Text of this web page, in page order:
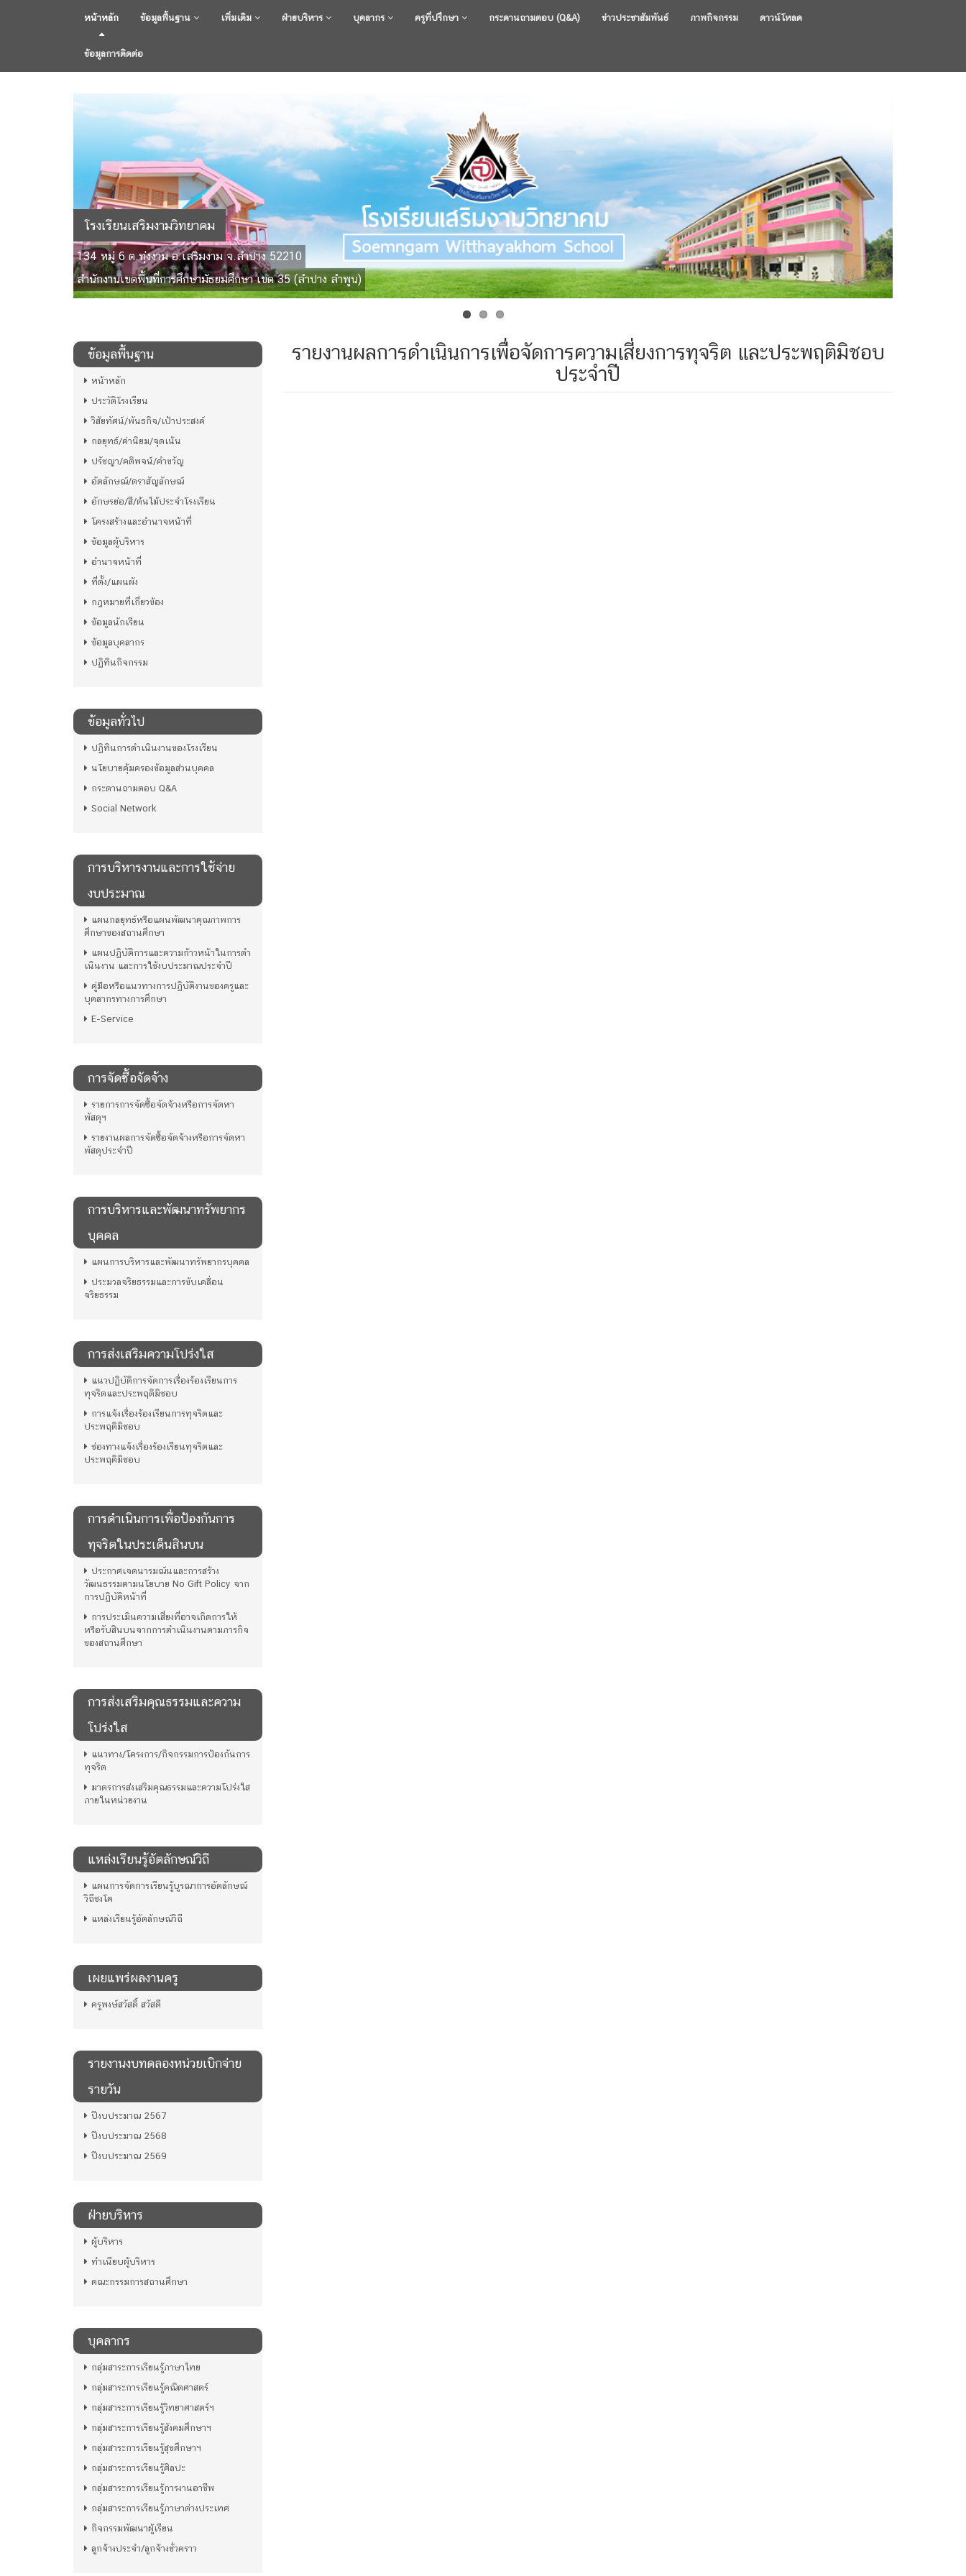
หน้าหลัก ข้อมูลพื้นฐาน เพิ่มเติม ฝ่ายบริหาร บุคลากร ครูที่ปรึกษา กระดานถามตอบ (Q&A) ข่าวประชาสัมพันธ์ ภาพกิจกรรม ดาวน์โหลด
ข้อมูลการติดต่อ
โรงเรียนเสริมงามวิทยาคม
134 หมู่ 6 ต.ทุ่งงาม อ.เสริมงาม จ.ลำปาง 52210
สำนักงานเขตพื้นที่การศึกษามัธยมศึกษา เขต 35 (ลำปาง ลำพูน)
ข้อมูลพื้นฐาน
หน้าหลัก
ประวัติโรงเรียน
วิสัยทัศน์/พันธกิจ/เป้าประสงค์
กลยุทธ์/ค่านิยม/จุดเน้น
ปรัชญา/คติพจน์/คำขวัญ
อัตลักษณ์/ตราสัญลักษณ์
อักษรย่อ/สี/ต้นไม้ประจำโรงเรียน
โครงสร้างและอำนาจหน้าที่
ข้อมูลผู้บริหาร
อำนาจหน้าที่
ที่ตั้ง/แผนผัง
กฎหมายที่เกี่ยวข้อง
ข้อมูลนักเรียน
ข้อมูลบุคลากร
ปฏิทินกิจกรรม
ข้อมูลทั่วไป
ปฏิทินการดำเนินงานของโรงเรียน
นโยบายคุ้มครองข้อมูลส่วนบุคคล
กระดานถามตอบ Q&A
Social Network
การบริหารงานและการใช้จ่าย
งบประมาณ
แผนกลยุทธ์หรือแผนพัฒนาคุณภาพการ
ศึกษาของสถานศึกษา
แผนปฏิบัติการและความก้าวหน้าในการดํา
เนินงาน และการใช้งบประมาณประจําปี
คู่มือหรือแนวทางการปฏิบัติงานของครูและ
บุคลากรทางการศึกษา
E-Service
การจัดซื้อจัดจ้าง
รายการการจัดซื้อจัดจ้างหรือการจัดหา
พัสดุฯ
รายงานผลการจัดซื้อจัดจ้างหรือการจัดหา
พัสดุประจำปี
การบริหารและพัฒนาทรัพยากร
บุคคล
แผนการบริหารและพัฒนาทรัพยากรบุคคล
ประมวลจริยธรรมและการขับเคลื่อน
จริยธรรม
การส่งเสริมความโปร่งใส
แนวปฏิบัติการจัดการเรื่องร้องเรียนการ
ทุจริตและประพฤติมิชอบ
การแจ้งเรื่องร้องเรียนการทุจริตและ
ประพฤติมิชอบ
ช่องทางแจ้งเรื่องร้องเรียนทุจริตและ
ประพฤติมิชอบ
การดําเนินการเพื่อป้องกันการ
ทุจริตในประเด็นสินบน
ประกาศเจตนารมณ์นและการสร้าง
วัฒนธรรมตามนโยบาย No Gift Policy จาก
การปฏิบัติหน้าที่
การประเมินความเสี่ยงที่อาจเกิดการให้
หรือรับสินบนจากการดำเนินงานตามภารกิจ
ของสถานศึกษา
การส่งเสริมคุณธรรมและความ
โปร่งใส
แนวทาง/โครงการ/กิจกรรมการป้องกันการ
ทุจริต
มาตรการส่งเสริมคุณธรรมและความโปร่งใส
ภายในหน่วยงาน
แหล่งเรียนรู้อัตลักษณ์วิถี
แผนการจัดการเรียนรู้บูรณาการอัตลักษณ์
วิถีชงโค
แหล่งเรียนรู้อัตลักษณ์วิถี
เผยแพร่ผลงานครู
ครูพงษ์สวัสดิ์ สวัสดี
รายงานงบทดลองหน่วยเบิกจ่าย
รายวัน
ปีงบประมาณ 2567
ปีงบประมาณ 2568
ปีงบประมาณ 2569
ฝ่ายบริหาร
ผู้บริหาร
ทำเนียบผู้บริหาร
คณะกรรมการสถานศึกษา
บุคลากร
กลุ่มสาระการเรียนรู้ภาษาไทย
กลุ่มสาระการเรียนรู้คณิตศาสตร์
กลุ่มสาระการเรียนรู้วิทยาศาสตร์ฯ
กลุ่มสาระการเรียนรู้สังคมศึกษาฯ
กลุ่มสาระการเรียนรู้สุขศึกษาฯ
กลุ่มสาระการเรียนรู้ศิลปะ
กลุ่มสาระการเรียนรู้การงานอาชีพ
กลุ่มสาระการเรียนรู้ภาษาต่างประเทศ
กิจกรรมพัฒนาผู้เรียน
ลูกจ้างประจำ/ลูกจ้างชั่วคราว
รายงานผลการดําเนินการเพื่อจัดการความเสี่ยงการทุจริต และประพฤติมิชอบ
ประจําปี